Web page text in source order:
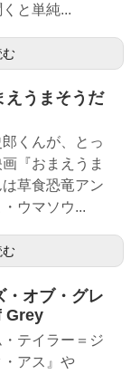
と単純...
む
えうまそうだ
くんが、とっ
『おまえうま
草食恐竜アン
ウマソウ...
む
・オブ・グレ
Grey
・テイラー＝ジ
アス』や